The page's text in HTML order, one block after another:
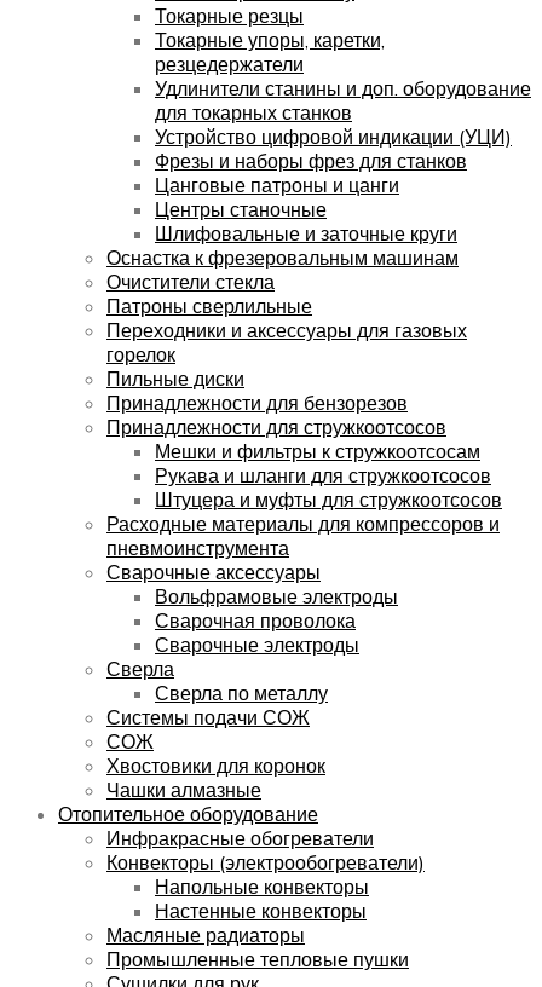
Токарные резцы
Токарные упоры, каретки,
резцедержатели
Удлинители станины и доп. оборудование
для токарных станков
Устройство цифровой индикации (УЦИ)
Фрезы и наборы фрез для станков
Цанговые патроны и цанги
Центры станочные
Шлифовальные и заточные круги
Оснастка к фрезеровальным машинам
Очистители стекла
Патроны сверлильные
Переходники и аксессуары для газовых
горелок
Пильные диски
Принадлежности для бензорезов
Принадлежности для стружкоотсосов
Мешки и фильтры к стружкоотсосам
Рукава и шланги для стружкоотсосов
Штуцера и муфты для стружкоотсосов
Расходные материалы для компрессоров и
пневмоинструмента
Сварочные аксессуары
Вольфрамовые электроды
Сварочная проволока
Сварочные электроды
Сверла
Сверла по металлу
Системы подачи СОЖ
СОЖ
Хвостовики для коронок
Чашки алмазные
Отопительное оборудование
Инфракрасные обогреватели
Конвекторы (электрообогреватели)
Напольные конвекторы
Настенные конвекторы
Масляные радиаторы
Промышленные тепловые пушки